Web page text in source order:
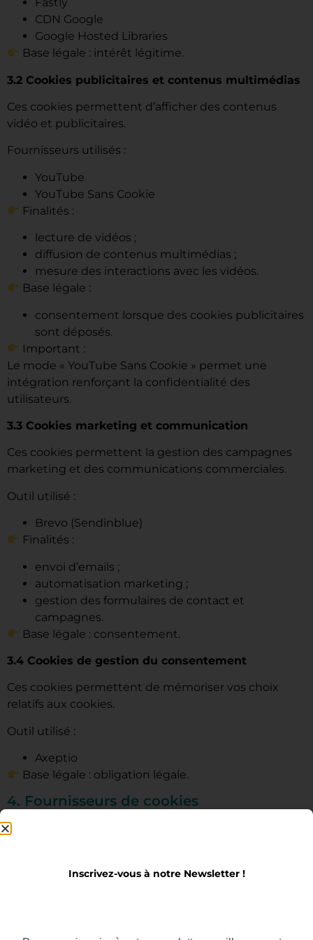
CDN Google
Google Hosted Libraries
Base légale : intérêt légitime.
3.2 Cookies publicitaires et contenus multimédias
Ces cookies permettent d’afficher des contenus
vidéo et publicitaires.
Fournisseurs utilisés :
YouTube
YouTube Sans Cookie
Finalités :
lecture de vidéos ;
diffusion de contenus multimédias ;
mesure des interactions avec les vidéos.
Base légale :
consentement lorsque des cookies publicitaires
sont déposés.
Important :
Le mode « YouTube Sans Cookie » permet une
intégration renforçant la confidentialité des
utilisateurs.
3.3 Cookies marketing et communication
Ces cookies permettent la gestion des campagnes
marketing et des communications commerciales.
Outil utilisé :
Brevo (Sendinblue)
Finalités :
envoi d’emails ;
automatisation marketing ;
gestion des formulaires de contact et
campagnes.
Base légale : consentement.
3.4 Cookies de gestion du consentement
Ces cookies permettent de mémoriser vos choix
relatifs aux cookies.
Outil utilisé :
Axeptio
Base légale : obligation légale.
4. Fournisseurs de cookies
plusieurs catégories :
fonctionnalités ;
Inscrivez-vous à notre Newsletter !